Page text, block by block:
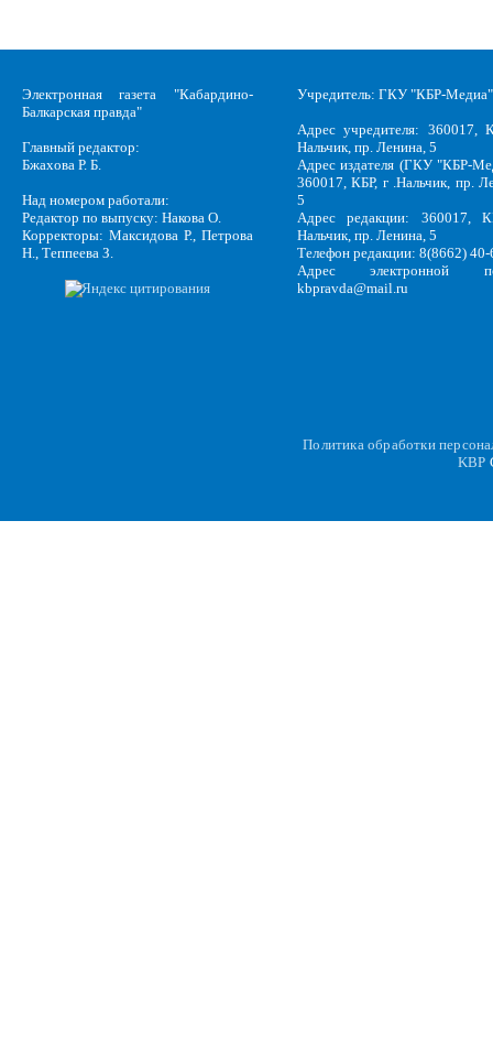
Электронная газета "Кабардино-
Балкарская правда"
Главный редактор:
Бжахова Р. Б.
Над номером работали:
Редактор по выпуску: Накова О.
Корректоры: Максидова Р., Петрова
Н., Теппеева З.
Учредитель: ГКУ "КБР-Медиа"
Адрес учредителя: 360017,
Нальчик, пр. Ленина, 5
Адрес издателя (ГКУ "КБР-
360017, КБР, г .Нальчик, пр.
5
Адрес редакции: 360017,
Нальчик, пр. Ленина, 5
Телефон редакции: 8(8662)
Адрес электронной
kbpravda@mail.ru
Политика обработки
KBP